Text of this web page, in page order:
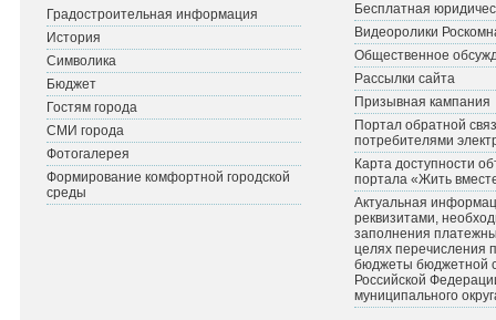
Градостроительная информация
История
Символика
Бюджет
Гостям города
СМИ города
Фотогалерея
Формирование комфортной городской
среды
Бесплатная
Видеоролики
Общественное
Рассылки сайта
Призывная кампания
Портал обратной
потребителями
Карта доступности
портала «Жить
Актуальная
реквизитами,
заполнения
целях перечисления
бюджеты бюджетной
Российской
муниципального